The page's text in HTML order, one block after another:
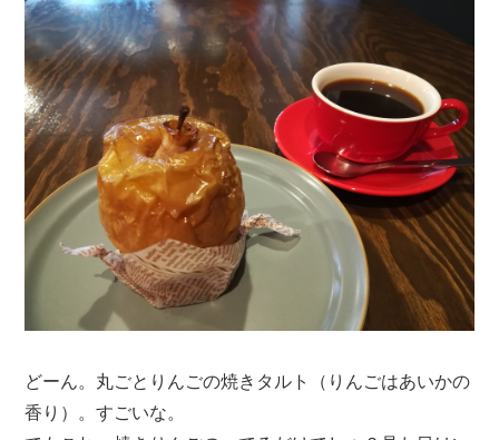
どーん。丸ごとりんごの焼きタルト（りんごはあいかの
香り）。すごいな。